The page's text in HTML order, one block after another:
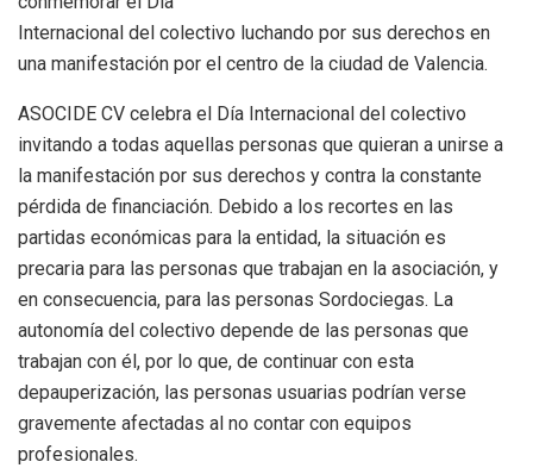
Internacional del colectivo luchando por sus derechos en
una manifestación por el centro de la ciudad de Valencia.
ASOCIDE CV celebra el Día Internacional del colectivo
invitando a todas aquellas personas que quieran a unirse a
la manifestación por sus derechos y contra la constante
pérdida de financiación. Debido a los recortes en las
partidas económicas para la entidad, la situación es
precaria para las personas que trabajan en la asociación, y
en consecuencia, para las personas Sordociegas. La
autonomía del colectivo depende de las personas que
trabajan con él, por lo que, de continuar con esta
depauperización, las personas usuarias podrían verse
gravemente afectadas al no contar con equipos
profesionales.